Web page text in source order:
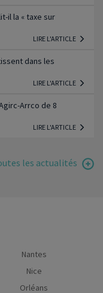
il la « taxe sur
LIRE L'ARTICLE
dans les
LIRE L'ARTICLE
Arrco de 8
LIRE L'ARTICLE
les actualités
Nantes
Nice
Orléans